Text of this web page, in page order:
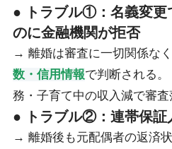
● トラブル①：名義変更
のに金融機関が拒否
→ 離婚は審査に一切関係なく
数・信用情報で判断される
務・子育て中の収入減で審査
● トラブル②：連帯保証
→ 離婚後も元配偶者の返済